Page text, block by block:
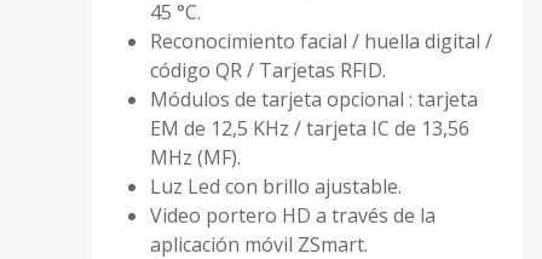
45 °C.
Reconocimiento facial / huella digital /
código QR / Tarjetas RFID.
Módulos de tarjeta opcional : tarjeta
EM de 12,5 KHz / tarjeta IC de 13,56
MHz (MF).
Luz Led con brillo ajustable.
Video portero HD a través de la
aplicación móvil ZSmart.